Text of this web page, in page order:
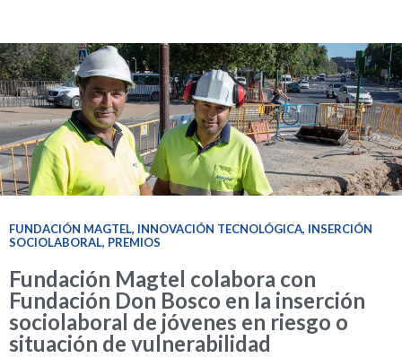
FUNDACIÓN MAGTEL, INNOVACIÓN TECNOLÓGICA, INSERCIÓN
SOCIOLABORAL, PREMIOS
Fundación Magtel colabora con
Fundación Don Bosco en la inserción
sociolaboral de jóvenes en riesgo o
situación de vulnerabilidad